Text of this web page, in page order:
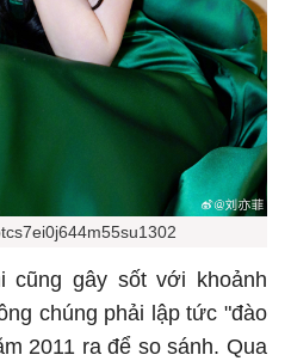
cũng gây sốt với khoảnh
chúng phải lập tức "đào
2011 ra để so sánh. Qua